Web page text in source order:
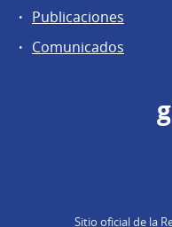
Publicaciones
Comunicados
Sitio oficial de la